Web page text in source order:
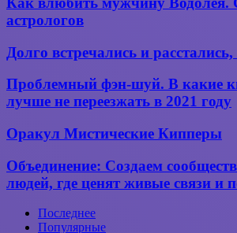
как
определить
в астрологии
мужчину
Советы
астрологов
Долго
встречались
и расстались,
что
делать?
Долго встречались и
Проблемный
фэн-
шуй.
квартиры
лучше
не переезжать
в 2021
году
Проблемный фэн-шуй. В какие
лучше не переезжать в 2021 году
Оракул
Мистические
Кипперы
Оракул Мистические Кипперы
Объединение:
Создаем
сообщество
осознанных
людей,
Объединение: Создаем
людей, где ценят живые связи и
Последнее
Популярные